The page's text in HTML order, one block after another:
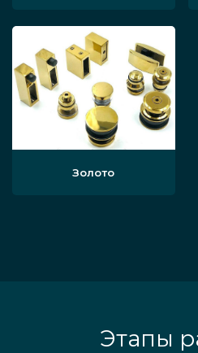
Золото
Этапы